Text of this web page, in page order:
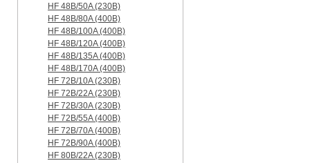
HF 48B/50A (230B)
HF 48B/80A (400B)
HF 48B/100A (400B)
HF 48B/120A (400B)
HF 48B/135A (400B)
HF 48B/170A (400B)
HF 72B/10A (230B)
HF 72B/22A (230B)
HF 72B/30A (230B)
HF 72B/55A (400B)
HF 72B/70A (400B)
HF 72B/90A (400B)
HF 80B/22A (230B)